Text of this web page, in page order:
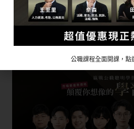
KIAO 贏戰公職課程，結合理論與
專為「零基礎」考生設計，
讓你能在有限時間內高效準備公
公職課程全面開課，點